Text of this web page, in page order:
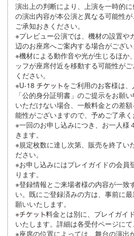
演出上の判断により、上演を一時的
の演出内容が本公演と異なる可能性
ご承知おきください。
※プレビュー公演では、機材の設置や
辺のお座席へご案内する場合がござい
※機材による動作音や光が生じるほか
ッフが座席付近を移動する可能性が
ください。
※U-18
をご利用のお客様は
「公的身分証明書」のご提示をお願
いただけない場合、一般料金との差
能性がございますので、予めご了承く
※一回のお申し込みにつき、お一人様
きます。
※規定枚数に達し次第、販売を終了い
ださい。
※お申し込みにはプレイガイドの会員
ります。
※登録情報とご来場者様の内容が一致
い。既にご登録済みの方は、事前に
願いいたします。
※
料金とは別に、プレイガイ
いたします。詳細は各受付ページにて
※座席の位置によっては、舞台の演出